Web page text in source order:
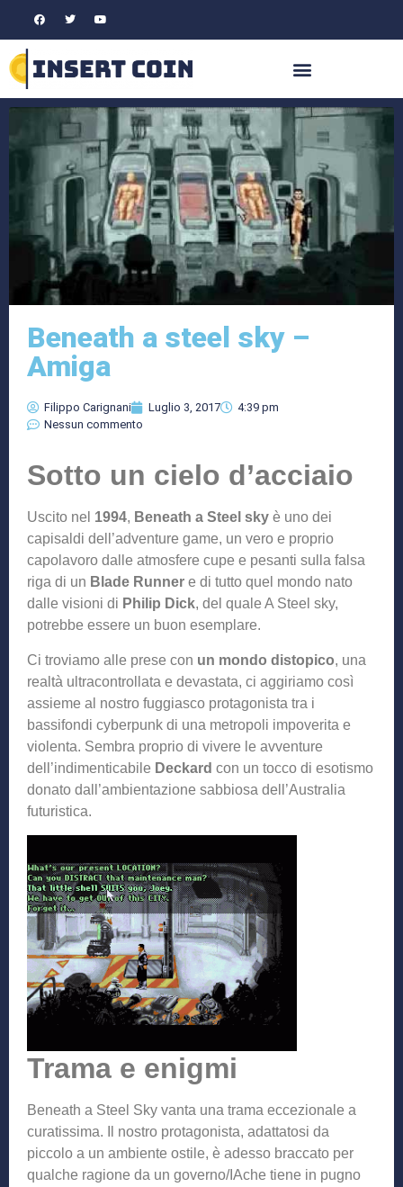
Beneath a steel sky –
Amiga
Filippo Carignani Luglio 3, 2017
4:39 pm
Nessun commento
Sotto un cielo d’acciaio
Uscito nel 1994, Beneath a Steel sky è uno dei
capisaldi dell’adventure game, un vero e proprio
capolavoro dalle atmosfere cupe e pesanti sulla falsa
riga di un Blade Runner e di tutto quel mondo nato
dalle visioni di Philip Dick, del quale A Steel sky,
potrebbe essere un buon esemplare.
Ci troviamo alle prese con un mondo distopico, una
realtà ultracontrollata e devastata, ci aggiriamo così
assieme al nostro fuggiasco protagonista tra i
bassifondi cyberpunk di una metropoli impoverita e
violenta. Sembra proprio di vivere le avventure
dell’indimenticabile Deckard con un tocco di esotismo
donato dall’ambientazione sabbiosa dell’Australia
futuristica.
Trama e enigmi
Beneath a Steel Sky vanta una trama eccezionale a
curatissima. Il nostro protagonista, adattatosi da
piccolo a un ambiente ostile, è adesso braccato per
qualche ragione da un governo/IAche tiene in pugno